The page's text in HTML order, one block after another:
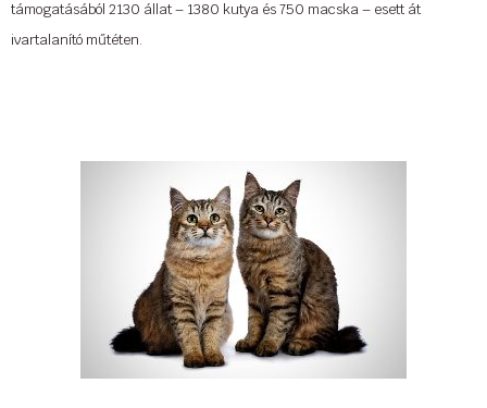
támogatásából 2130 állat – 1380 kutya és 750 macska – esett át
ivartalanító műtéten.